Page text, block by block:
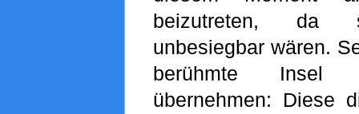
beizutreten, da
unbesiegbar wären.
berühmte
übernehmen: Diese